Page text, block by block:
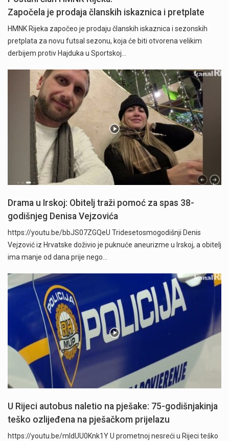
Započela je prodaja članskih iskaznica i pretplate
HMNK Rijeka započeo je prodaju članskih iskaznica i sezonskih
pretplata za novu futsal sezonu, koja će biti otvorena velikim
derbijem protiv Hajduka u Sportskoj…
Drama u Irskoj: Obitelj traži pomoć za spas 38-
godišnjeg Denisa Vejzovića
https://youtu.be/bbJS07ZGQeU Tridesetosmogodišnji Denis
Vejzović iz Hrvatske doživio je puknuće aneurizme u Irskoj, a obitelj
ima manje od dana prije nego…
U Rijeci autobus naletio na pješake: 75-godišnjakinja
teško ozlijeđena na pješačkom prijelazu
https://youtu.be/mldUU0Knk1Y U prometnoj nesreći u Rijeci teško